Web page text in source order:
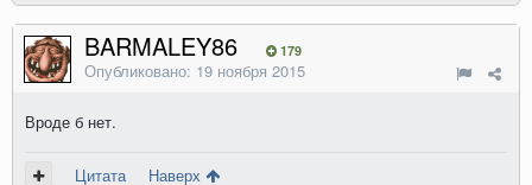
BARMALEY86 179
Опубликовано: 19 ноября 2015
Вроде б нет.
Цитата Наверх